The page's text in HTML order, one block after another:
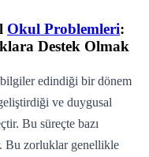
Okul Problemleri:
Destek Olmak
bilgiler edindiği bir dönem
ve duygusal
Bu süreçte bazı
Bu zorluklar genellikle